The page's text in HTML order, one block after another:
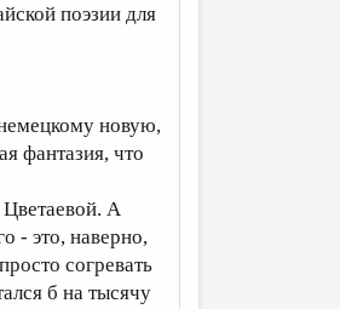
поэзии для
новую,
фантазия, что
А
- это, наверно,
согревать
б на тысячу